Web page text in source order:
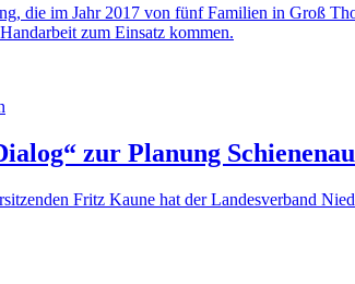
die im Jahr 2017 von fünf Familien in Groß
zum Einsatz kommen.
zur Planung
Fritz Kaune hat der Landesverband